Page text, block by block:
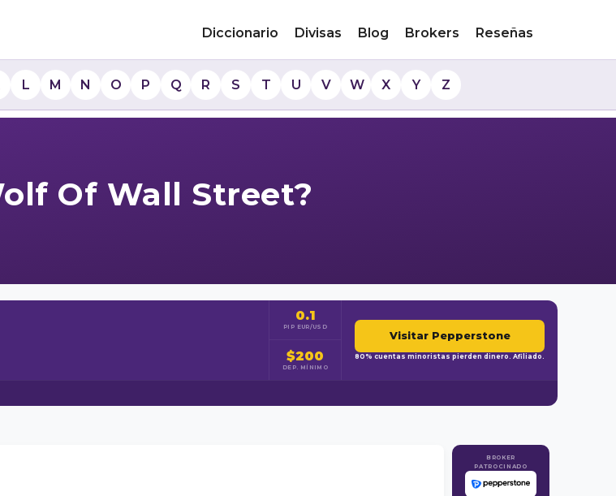
Diccionario Divisas Blog Brokers Reseñas
L M N O P Q R S T U V W X Y Z
Of Wall Street?
0.1
PIP EUR/USD
$200
DEP. MÍNIMO
Visitar Pepperstone
80% cuentas minoristas pierden dinero. Afiliado.
BROKER
PATROCINADO